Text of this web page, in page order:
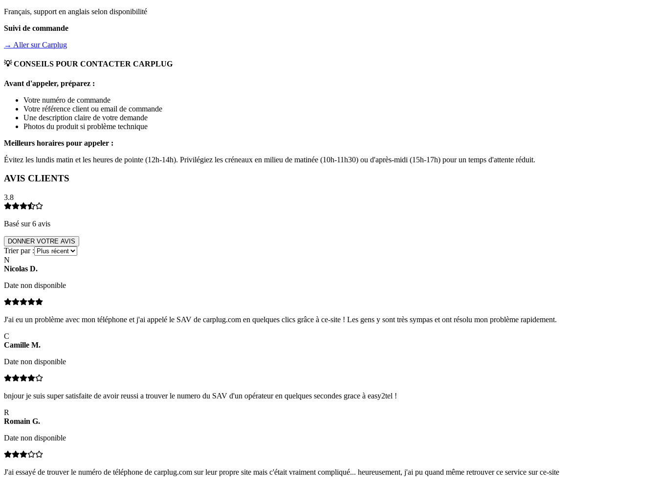
Français, support en anglais selon disponibilité
Suivi de commande
→ Aller surCarplug
💡 CONSEILS POUR CONTACTER CARPLUG
Avant d'appeler, préparez :
Votre numéro de commande
Votre référence client ou email de commande
Une description claire de votre demande
Photos du produit si problème technique
Meilleurs horaires pour appeler :
Évitez les lundis matin et les heures de pointe (12h-14h). Privilégiez les créneaux en milieu de matinée (10h-11h30) ou d'après-midi (15h-17h) pour un temps d'attente réduit.
AVIS CLIENTS
3.8
Basé sur6 avis
DONNER VOTRE AVIS
Trier par :
N
Nicolas D.
Date non disponible
J'ai eu un problème avec mon téléphone et j'ai appelé le SAV de carplug.com en quelques clics grâce à ce-site ! Les gens y sont très sympas et ont résolu mon problème rapidement.
C
Camille M.
Date non disponible
bnjour je suis super satisfaite de avoir reussi a trouver le numero du SAV d'un opérateur en quelques secondes grace à easy2tel !
R
Romain G.
Date non disponible
J'ai essayé de trouver le numéro de téléphone de carplug.com sur leur propre site mais c'était vraiment compliqué... heureusement, j'ai pu quand même retrouver ce service sur ce-site